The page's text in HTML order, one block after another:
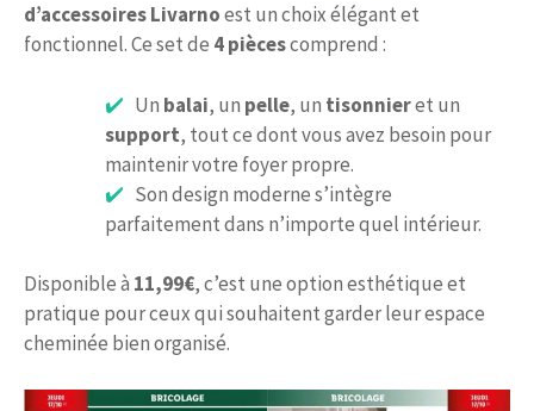
d’accessoires Livarnoest un choix élégant et
fonctionnel. Ce set de 4 piècescomprend :
Un balai, un pelle, un tisonnieret un
support, tout ce dont vous avez besoin pour
maintenir votre foyer propre.
Son design moderne s’intègre
parfaitement dans n’importe quel intérieur.
Disponible à 11,99€, c’est une option esthétique et
pratique pour ceux qui souhaitent garder leur espace
cheminée bien organisé.